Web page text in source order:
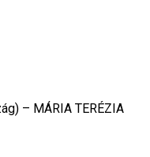
– MÁRIA TERÉZIA